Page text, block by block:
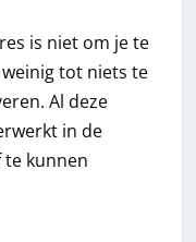
is niet om je te
tot niets te
Al deze
in de
te kunnen